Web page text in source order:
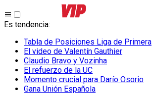
Es tendencia:
Tabla de Posiciones Liga de Primera
El video de Valentín Gauthier
Claudio Bravo y Vozinha
El refuerzo de la UC
Momento crucial para Darío Osorio
Gana Unión Española